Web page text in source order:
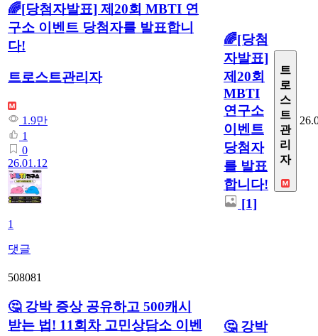
🌈[당첨자발표] 제20회 MBTI 연
구소 이벤트 당첨자를 발표합니
다!
트로스트관리자
1.9만
1
0
26.01.12
1
댓글
🌈[당첨
자발표]
제20회
MBTI
연구소
이벤트
당첨자
를 발표
합니다!
[1]
트
로
스
트
관
리
자
508081
🤔 강박 증상 공유하고 500캐시
받는 법! 11회차 고민상담소 이벤
🤔 강박